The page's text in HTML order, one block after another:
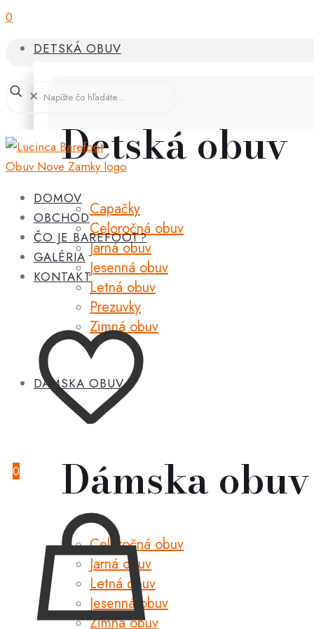
0
DETSKÁ OBUV
Detská obuv
Capačky
Celoročná obuv
Jarná obuv
Jesenná obuv
Letná obuv
Prezuvky
Zimná obuv
DÁMSKA OBUV
Dámska obuv
Celoročná obuv
Jarná obuv
Letná obuv
Jesenná obuv
Zimná obuv
✕
DOMOV
OBCHOD
ČO JE BAREFOOT?
GALÉRIA
KONTAKT
0